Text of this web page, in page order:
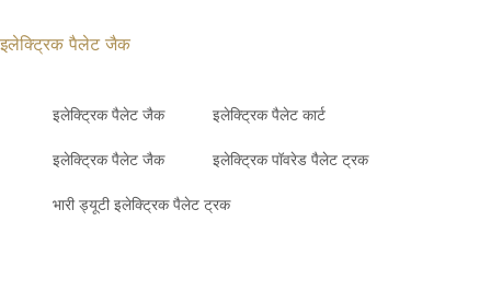
इलेक्ट्रिक पैलेट जैक
इलेक्ट्रिक पैलेट जैक इलेक्ट्रिक पैलेट कार्ट
इलेक्ट्रिक पैलेट जैक इलेक्ट्रिक पॉवरेड पैलेट ट्रक
भारी ड्यूटी इलेक्ट्रिक पैलेट ट्रक